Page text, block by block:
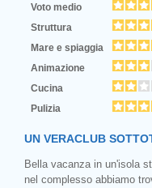
Voto medio
Struttura
Mare e spiaggia
Animazione
Cucina
Pulizia
UN VERACLUB
Bella vacanza in un'isola
nel complesso abbiamo